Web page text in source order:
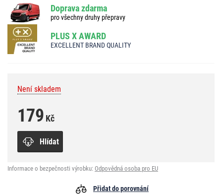
Doprava zdarma
pro všechny druhy přepravy
PLUS X AWARD
EXCELLENT BRAND QUALITY
Není skladem
179 Kč
Hlídat
Informace o bezpečnosti výrobku: Odpovědná osoba pro EU
Přidat do porovnání